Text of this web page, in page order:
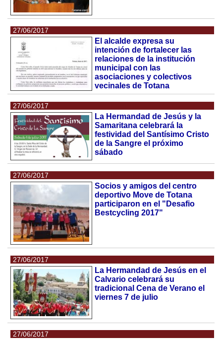
27/06/2017
El alcalde expresa su
intención de fortalecer las
relaciones de la institución
municipal con las
asociaciones y colectivos
vecinales de Totana
27/06/2017
La Hermandad de Jesús y la
Samaritana celebrará la
festividad del Santísimo Cristo
de la Sangre el próximo
sábado
27/06/2017
Socios y amigos del centro
deportivo Move de Totana
participaron en el "Desafio
Bestcycling 2017"
27/06/2017
La Hermandad de Jesús en el
Calvario celebrará su
tradicional Cena de Verano el
viernes 7 de julio
27/06/2017